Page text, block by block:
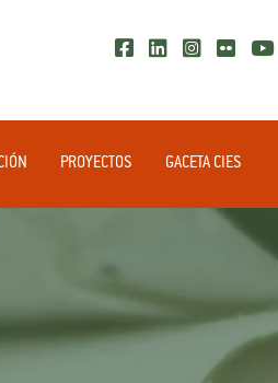
PROYECTOS GACETA CIES